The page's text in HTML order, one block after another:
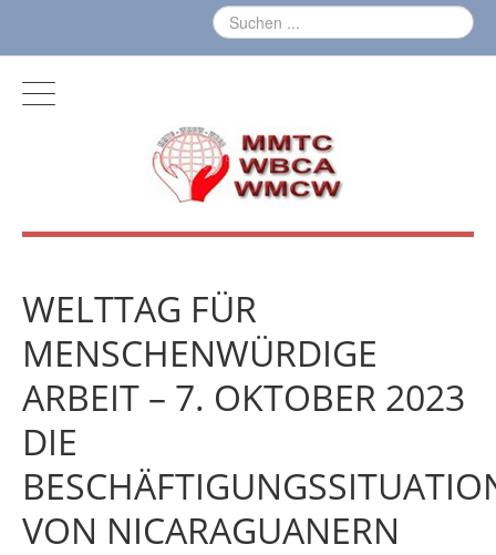
WELTTAG FÜR
MENSCHENWÜRDIGE
ARBEIT – 7. OKTOBER 2023
DIE
VON NICARAGUANERN